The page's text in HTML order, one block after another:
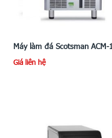
Máy làm đá Scotsman ACM-
Giá liên hệ